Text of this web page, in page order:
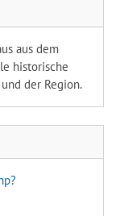
aus dem
historische
der Region.